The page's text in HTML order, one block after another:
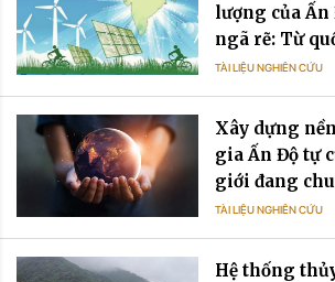
lượng của
ngã rẽ: Từ
dầu mỏ đến
thuộc điện
TÀI LIỆU NGHIÊN CỨU
Xây dựng
gia Ấn Độ tự
giới đang
TÀI LIỆU NGHIÊN CỨU
Hệ thống